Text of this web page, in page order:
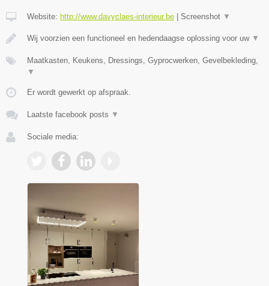
Website: http://www.davyclaes-interieur.be Screenshot ▼
Wij voorzien een functioneel en hedendaagse oplossing voor uw ▼
Maatkasten, Keukens, Dressings, Gyprocwerken, Gevelbekleding,
▼
Er wordt gewerkt op afspraak.
Laatste facebook posts ▼
Sociale media: